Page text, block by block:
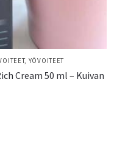
, YÖVOITEET
Cream 50 ml – Kuivan